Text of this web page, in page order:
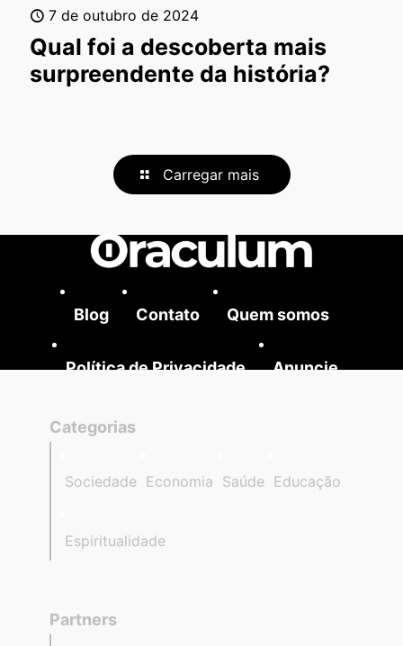
7 de outubro de 2024
Qual foi a descoberta mais
surpreendente da história?
Carregar mais
Blog Contato Quem somos
Política de Privacidade Anuncie
Categorias
Sociedade Economia Saúde Educação
Espiritualidade
Partners